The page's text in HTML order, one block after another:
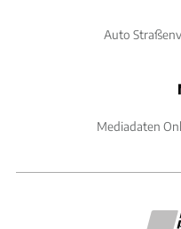
Auto
Mediadaten